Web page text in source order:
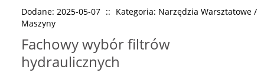
Dodane: 2025-05-07 :: Kategoria: Narzędzia Warsztatowe /
Maszyny
Fachowy wybór filtrów
hydraulicznych